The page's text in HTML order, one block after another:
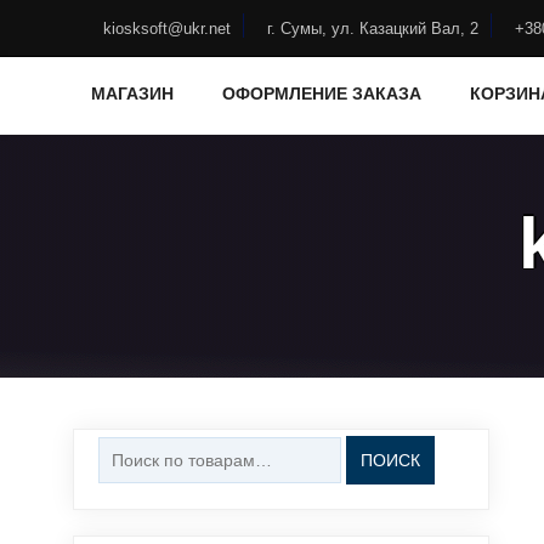
kiosksoft@ukr.net г. Сумы, ул. Казацкий Вал, 2
МАГАЗИН ОФОРМЛЕНИЕ ЗАКАЗА
Искать:
ПОИСК